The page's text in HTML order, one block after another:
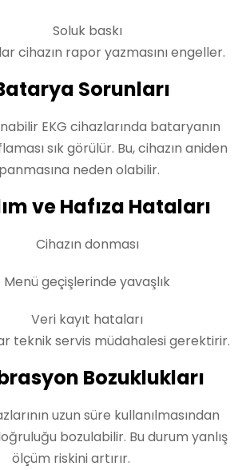
Soluk baskı
cihazın rapor yazmasını engeller.
Sorunları
EKG cihazlarında bataryanın
sık görülür. Bu, cihazın aniden
neden olabilir.
ve Hafıza Hataları
Cihazın donması
Menü geçişlerinde yavaşlık
Veri kayıt hataları
teknik servis müdahalesi gerektirir.
Bozuklukları
uzun süre kullanılmasından
bozulabilir. Bu durum yanlış
ölçüm riskini artırır.